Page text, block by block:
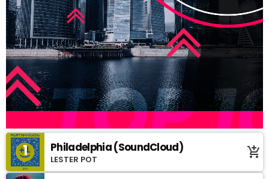
1 Philadelphia (SoundCloud)
LESTER POT add_shopping_cart